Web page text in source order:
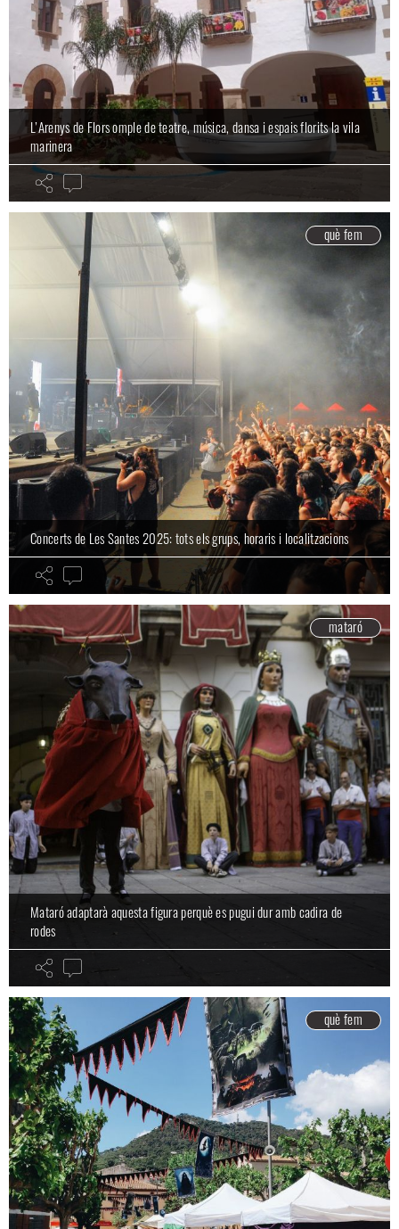
L’Arenys de Flors omple de teatre, música, dansa i espais florits la vila
marinera
què fem
Concerts de Les Santes 2025: tots els grups, horaris i localitzacions
mataró
Mataró adaptarà aquesta figura perquè es pugui dur amb cadira de
rodes
què fem